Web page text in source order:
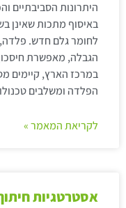
היתרונות הסביבתיים
באיסוף מתכות שאינן
לחומר גלם חדש.
הגבלה, מאפשרת
במרכז הארץ, קיימים
הפלדה ומשלבים
לקריאת המאמר »
אסטרטגיות